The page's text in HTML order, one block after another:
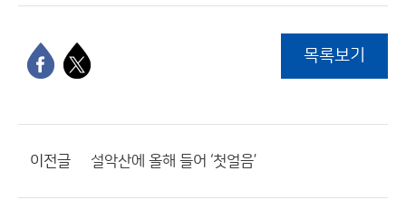
목록보기
이전글 설악산에 올해 들어 ‘첫얼음’